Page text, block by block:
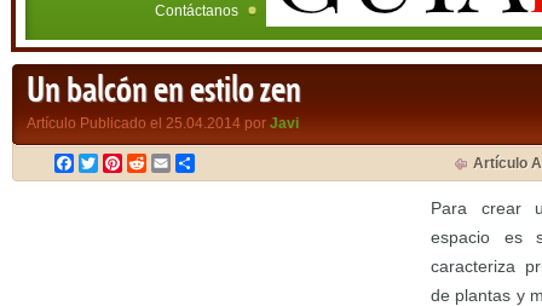
Contáctanos
Un balcón en estilo zen
Artículo Publicado el 25.04.2014 por Javi
Facebook
TwitterPinterest
RedditEmail Artículo
Para crear
espacio es
caracteriza
de plantas y